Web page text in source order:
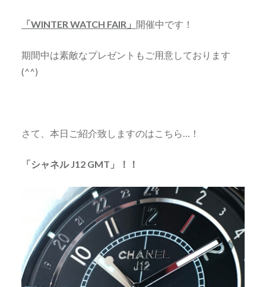
「WINTER WATCH FAIR」 開催中です！
期間中は素敵なプレゼントもご用意しております
(^^)
さて、本日ご紹介致しますのはこちら…！
「シャネル J12 GMT」！！